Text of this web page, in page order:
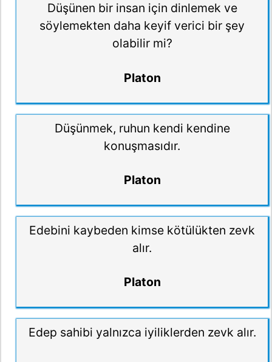
Düşünen bir insan için dinlemek ve
söylemekten daha keyif verici bir şey
olabilir mi?
Platon
Düşünmek, ruhun kendi kendine
konuşmasıdır.
Platon
Edebini kaybeden kimse kötülükten zevk
alır.
Platon
Edep sahibi yalnızca iyiliklerden zevk alır.